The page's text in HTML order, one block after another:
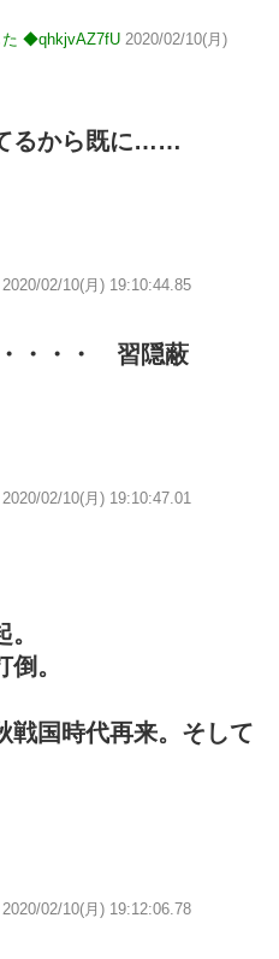
た ◆qhkjvAZ7fU 2020/02/10(月)
るから既に……
2020/02/10(月) 19:10:44.85
・・・ 習隠蔽
2020/02/10(月) 19:10:47.01
。
戦国時代再来。そして
2020/02/10(月) 19:12:06.78